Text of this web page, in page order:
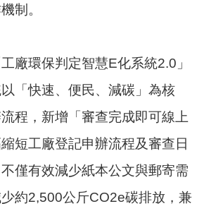
制。
廠環保判定智慧E化系統2.0」
「快速、便民、減碳」為核
程，新增「審查完成即可線上
短工廠登記申辦流程及審查日
僅有效減少紙本公文與郵寄需
約2,500公斤CO2e碳排放，兼